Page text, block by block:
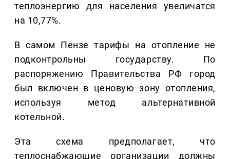
теплоэнергию для населения увеличатся
на 10,77%.
В самом Пензе тарифы на отопление не
подконтрольны государству. По
распоряжению Правительства РФ город
был включен в ценовую зону отопления,
используя метод альтернативной
котельной.
Эта схема предполагает, что
теплоснабжающие организации должны